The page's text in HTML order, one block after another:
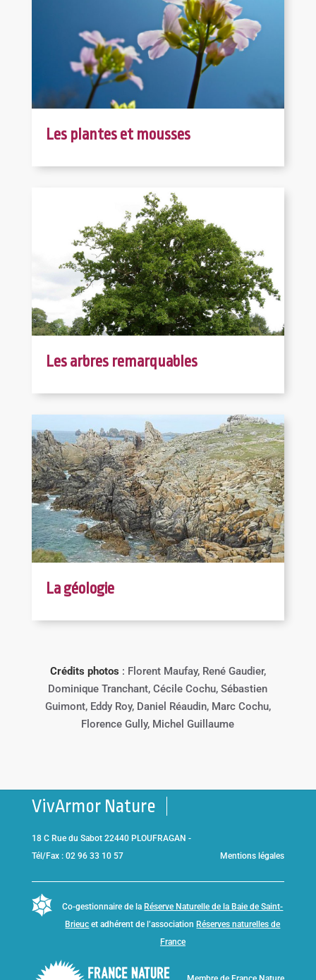
Les plantes et mousses
Les arbres remarquables
La géologie
Crédits photos : Florent Maufay, René Gaudier,
Dominique Tranchant, Cécile Cochu, Sébastien
Guimont, Eddy Roy, Daniel Réaudin, Marc Cochu,
Florence Gully, Michel Guillaume
VivArmor Nature
18 C Rue du Sabot 22440 PLOUFRAGAN -
Tél/Fax : 02 96 33 10 57
Mentions légales
Co-gestionnaire de la Réserve Naturelle de la Baie de Saint-
Brieuc et adhérent de l’association Réserves naturelles de
France